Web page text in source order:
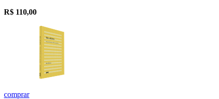
R$ 110,00
comprar